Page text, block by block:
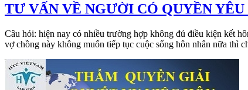
​TƯ VẤN VỀ NGƯỜI CÓ QUYỀN
Câu hỏi: hiện nay có nhiều trường hợp không đủ điều kiện kết
vợ chồng này không muốn tiếp tục cuộc sống hôn nhân nữa thì